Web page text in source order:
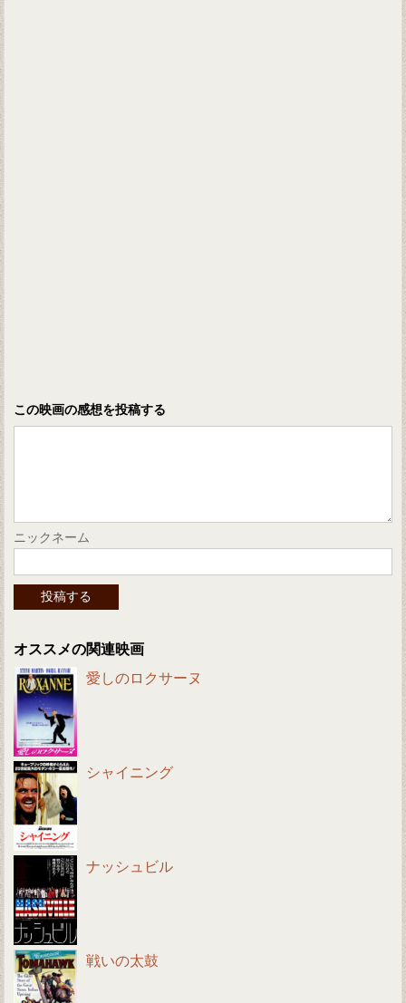
この映画の感想を投稿する
ニックネーム
オススメの関連映画
愛しのロクサーヌ
シャイニング
ナッシュビル
戦いの太鼓